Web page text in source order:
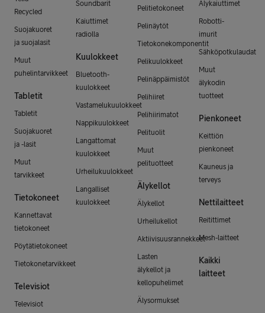
Recycled
Suojakuoret
ja suojalasit
Muut
puhelintarvikkeet
Tabletit
Tabletit
Suojakuoret
ja -lasit
Muut
tarvikkeet
Tietokoneet
Kannettavat
tietokoneet
Pöytätietokoneet
Tietokonetarvikkeet
Televisiot
Televisiot
Soundbarit
Kaiuttimet
radiolla
Kuulokkeet
Bluetooth-
kuulokkeet
Vastamelukuulokkeet
Nappikuulokkeet
Langattomat
kuulokkeet
Urheilukuulokkeet
Langalliset
kuulokkeet
Pelitietokoneet
Pelinäytöt
Tietokonekomponentit
Pelikuulokkeet
Pelinäppäimistöt
Pelihiiret
Pelihiirimatot
Pelituolit
Muut
pelituotteet
Älykellot
Älykellot
Urheilukellot
Aktiivisuusrannekkeet
Lasten
älykellot ja
kellopuhelimet
Älysormukset
Älykaiuttimet
Robotti-
imurit
Sähköpotkulaudat
Muut
älykodin
tuotteet
Pienkoneet
Keittiön
pienkoneet
Kauneus ja
terveys
Nettilaitteet
Reitittimet
Mesh-laitteet
Kaikki
laitteet